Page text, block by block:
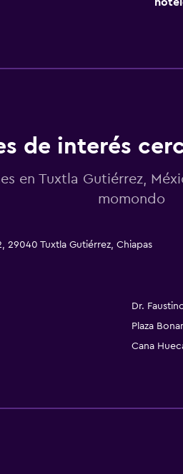
de interés
en Tuxtla Gutiérrez,
momondo
29040 Tuxtla Gutiérrez, Chiapas
Dr.
Plaza
Cana